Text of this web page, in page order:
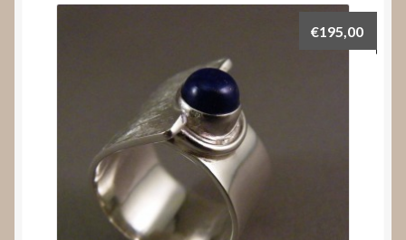
€195,00